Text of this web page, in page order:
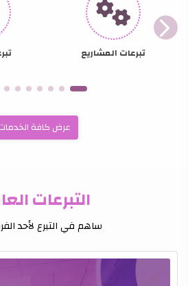
تبرعات المشاريع
عرض كافة
التبرعات
ساهم في التبرع لأحد